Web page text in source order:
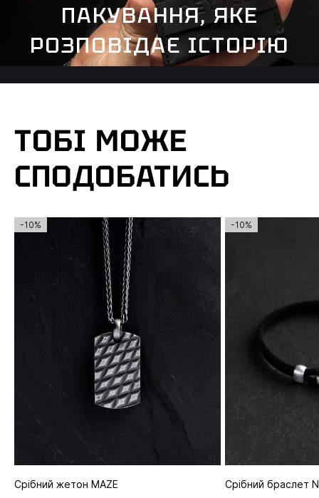
ПАКУВАННЯ, ЯКЕ
РОЗПОВІДАЄ ІСТОРІЮ
ТОБІ МОЖЕ
СПОДОБАТИСЬ
-10%
Срібний жетон MAZE
-10%
Срібний браслет